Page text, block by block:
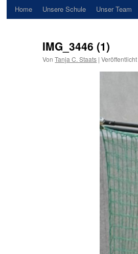
Home Unsere Schule Unser Team
IMG_3446 (1)
Von Tanja C. Staats | Veröffentlicht